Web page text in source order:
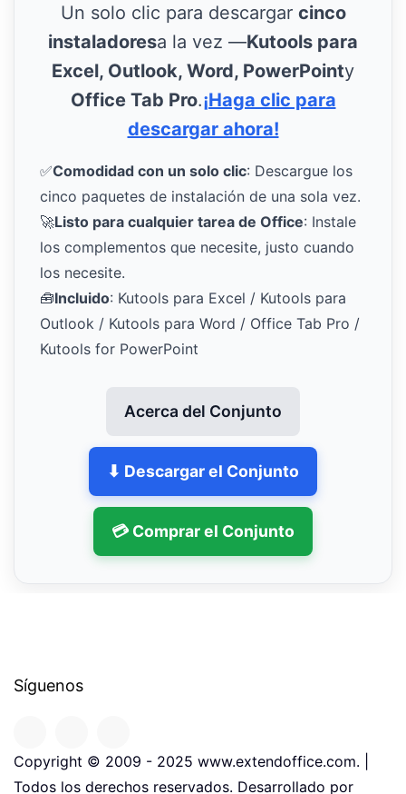
Un solo clic para descargar cinco
instaladoresa la vez —Kutools para
Excel, Outlook, Word, PowerPointy
Office Tab Pro.¡Haga clic para
descargar ahora!
✅Comodidad con un solo clic: Descargue los
cinco paquetes de instalación de una sola vez.
🚀Listo para cualquier tarea de Office: Instale
los complementos que necesite, justo cuando
los necesite.
🧰Incluido: Kutools para Excel / Kutools para
Outlook / Kutools para Word / Office Tab Pro /
Kutools for PowerPoint
Acerca del Conjunto
⬇ Descargar el Conjunto
💳 Comprar el Conjunto
Síguenos
Copyright © 2009 - 2025 www.extendoffice.com. |
Todos los derechos reservados. Desarrollado por